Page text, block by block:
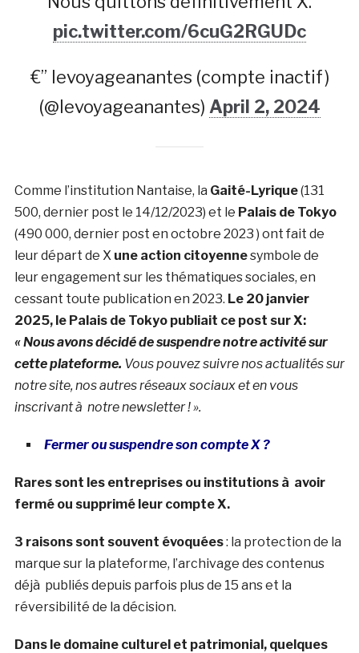
pic.twitter.com/6cuG2RGUDc
€” levoyageanantes (compte inactif)
(@levoyageanantes) April 2, 2024
Comme l’institution Nantaise, la Gaité-Lyrique(131
500, dernier post le 14/12/2023) et le Palais de Tokyo
(490 000, dernier post en octobre 2023 ) ont fait de
leur départ de X une action citoyennesymbole de
leur engagement sur les thématiques sociales, en
cessant toute publication en 2023. Le 20 janvier
2025, le Palais de Tokyo publiait ce post sur X:
« Nous avons décidé de suspendre notre activité sur
cette plateforme. Vous pouvez suivre nos actualités sur
notre site, nos autres réseaux sociaux et en vous
inscrivant à notre newsletter ! ».
Fermer ou suspendre son compte X ?
Rares sont les entreprises ou institutions à avoir
fermé ou supprimé leur compte X.
3 raisons sont souvent évoquées: la protection de la
marque sur la plateforme, l’archivage des contenus
déjà publiés depuis parfois plus de 15 ans et la
réversibilité de la décision.
Dans le domaine culturel et patrimonial, quelques